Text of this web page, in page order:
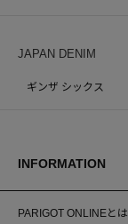
JAPAN DENIM
ギンザ シックス
INFORMATION
PARIGOT ONLINEとは